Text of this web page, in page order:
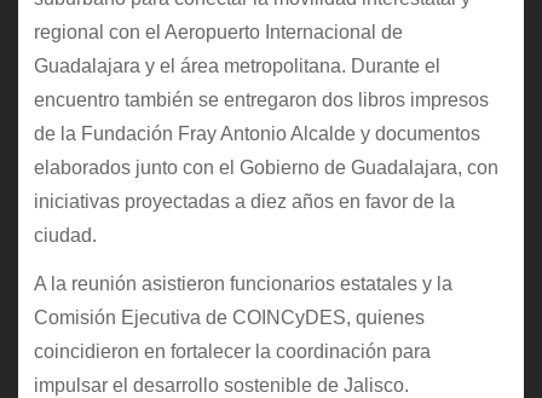
regional con el Aeropuerto Internacional de
Guadalajara y el área metropolitana. Durante el
encuentro también se entregaron dos libros impresos
de la Fundación Fray Antonio Alcalde y documentos
elaborados junto con el Gobierno de Guadalajara, con
iniciativas proyectadas a diez años en favor de la
ciudad.
A la reunión asistieron funcionarios estatales y la
Comisión Ejecutiva de COINCyDES, quienes
coincidieron en fortalecer la coordinación para
impulsar el desarrollo sostenible de Jalisco.